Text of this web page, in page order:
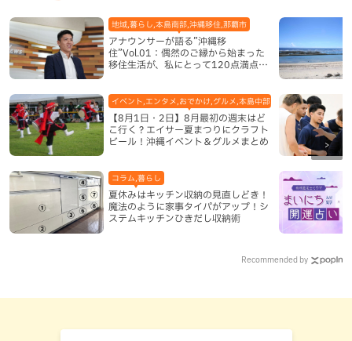
アナウンサーが語る”沖縄移
住”Vol.01：偶然のご縁から始まった
移住生活が、私にとって120点満点に
地域,暮らし,本島南部,沖縄移住,那覇市
【8月1日・2日】8月最初の週末はど
こ行く？エイサー夏まつりにクラフト
ビール！沖縄イベント＆グルメまとめ
イベント,エンタメ,おでかけ,グルメ,本島中部,本島北部,本島南部
夏休みはキッチン収納の見直しどき！
魔法のように家事タイパがアップ！シ
ステムキッチンひきだし収納術
コラム,暮らし
Recommended by